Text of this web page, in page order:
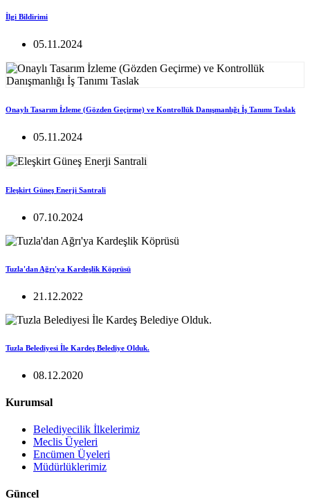
İlgi Bildirimi
05.11.2024
Onaylı Tasarım İzleme (Gözden Geçirme) ve Kontrollük Danışmanlığı İş Tanımı Taslak
05.11.2024
Eleşkirt Güneş Enerji Santrali
07.10.2024
Tuzla'dan Ağrı'ya Kardeşlik Köprüsü
21.12.2022
Tuzla Belediyesi İle Kardeş Belediye Olduk.
08.12.2020
Kurumsal
Belediyecilik İlkelerimiz
Meclis Üyeleri
Encümen Üyeleri
Müdürlüklerimiz
Güncel